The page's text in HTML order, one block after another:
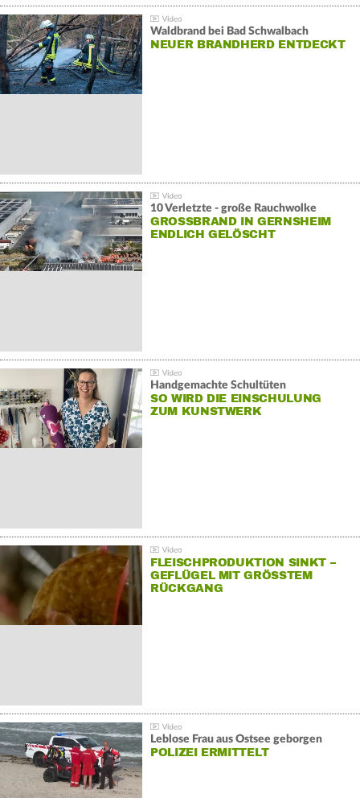
Waldbrand bei Bad Schwalbach
NEUER BRANDHERD ENTDECKT
10 Verletzte - große Rauchwolke
GROSSBRAND IN GERNSHEIM E
NDLICH GELÖSCHT
Handgemachte Schultüten
SO WIRD DIE EINSCHULUNG
ZUM KUNSTWERK
FLEISCHPRODUKTION SINKT –
GEFLÜGEL MIT GRÖSSTEM R
ÜCKGANG
Leblose Frau aus Ostsee geborgen
POLIZEI ERMITTELT